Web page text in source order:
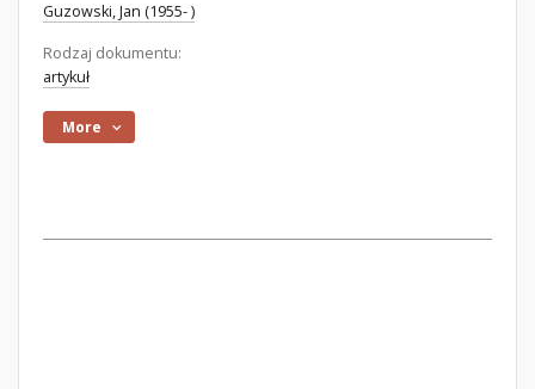
Guzowski, Jan (1955- )
Rodzaj dokumentu:
artykuł
More